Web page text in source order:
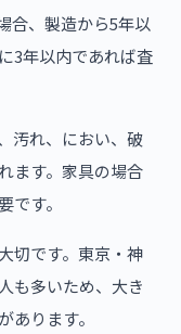
合、製造から5年以
3年以内であれば査
汚れ、におい、破
ます。家具の場合
です。
切です。東京・神
も多いため、大き
あります。